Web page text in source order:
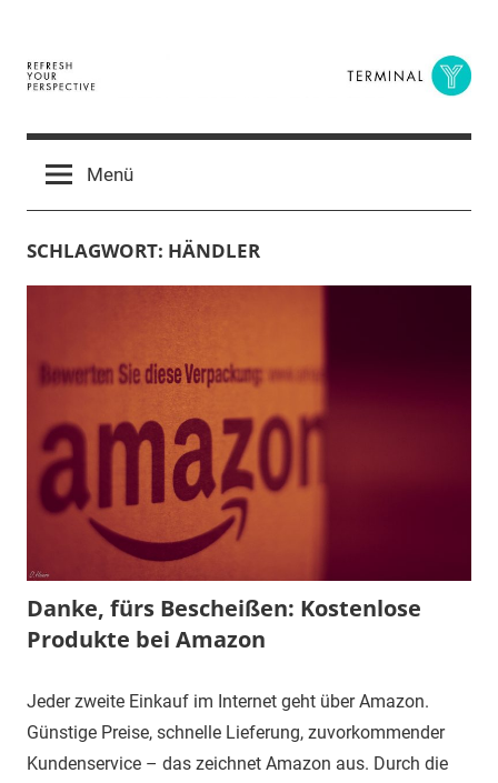
springen
Terminal
Y
Digital
BusinessMenü
SCHLAGWORT: HÄNDLER
Danke, fürs Bescheißen: Kostenlose
Produkte bei Amazon
Jeder zweite Einkauf im Internet geht über Amazon.
Günstige Preise, schnelle Lieferung, zuvorkommender
Kundenservice – das zeichnet Amazon aus. Durch die